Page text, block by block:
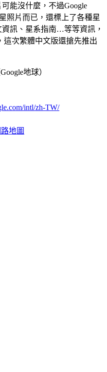
能沒什麼，不過Google
照片而已，還標上了各種星
訊、星系指南…等等資訊，
這次繁體中文版還搶先推出
地球）
intl/zh-TW/
地圖